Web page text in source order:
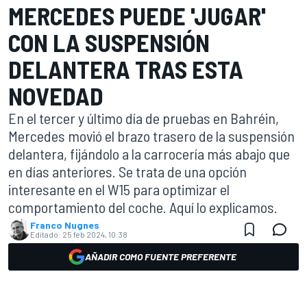
MERCEDES PUEDE 'JUGAR'
CON LA SUSPENSIÓN
DELANTERA TRAS ESTA
NOVEDAD
En el tercer y último día de pruebas en Bahréin,
Mercedes movió el brazo trasero de la suspensión
delantera, fijándolo a la carrocería más abajo que
en días anteriores. Se trata de una opción
interesante en el W15 para optimizar el
comportamiento del coche. Aquí lo explicamos.
Franco Nugnes
Editado: 25 feb 2024, 10:38
AÑADIR COMO FUENTE PREFERENTE